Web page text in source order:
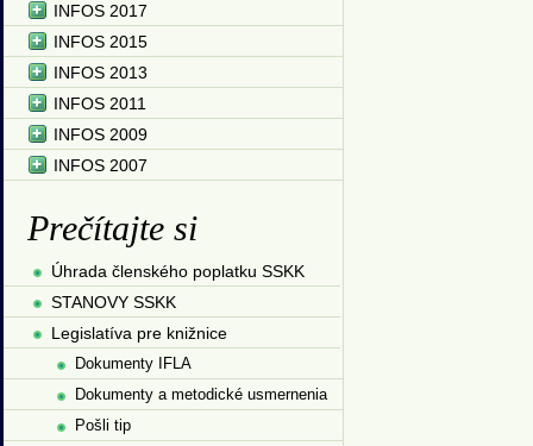
INFOS 2017
INFOS 2015
INFOS 2013
INFOS 2011
INFOS 2009
INFOS 2007
Prečítajte si
Úhrada členského poplatku SSKK
STANOVY SSKK
Legislatíva pre knižnice
Dokumenty IFLA
Dokumenty a metodické usmernenia
Pošli tip